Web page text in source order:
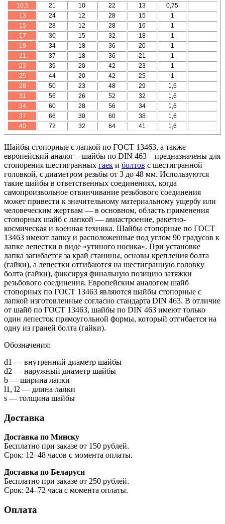
10,5
21 10 22 13
0,75
13
24 12 28 15
1
15
28 12 28 16
1
17
30 15 32 18
1
19
34 18 36 20
1
21
37 18 36 21
1
23
39 20 42 23
1
25
44 20 42 25
1
28
50 23 48 29
1,6
31
56 26 52 32
1,6
34
60 28 56 34
1,6
37
66 30 60 38
1,6
40
72 32 64 41 1,6
Шайбы стопорные с лапкой по ГОСТ 13463, а также
европейский аналог – шайбы по DIN 463 – предназначены для
стопорения шестигранных гаек и болтов с шестигранной
головкой, с диаметром резьбы от 3 до 48 мм. Используются
такие шайбы в ответственных соединениях, когда
самопроизвольное отвинчивание резьбового соединения
может привести к значительному материальному ущербу или
человеческим жертвам — в основном, область применения
стопорных шайб с лапкой — авиастроение, ракетно-
космическая и военная техника. Шайбы стопорные по ГОСТ
13463 имеют лапку и расположенные под углом 90 градусов к
лапке лепестки в виде «утиного носика». При установке
лапка загибается за край станины, основы крепления болта
(гайки), а лепестки отгибаются на шестигранную головку
болта (гайки), фиксируя финальную позицию затяжки
резьбового соединения. Европейским аналогом шайб
стопорных по ГОСТ 13463 являются шайбы стопорные с
лапкой изготовленные согласно стандарта DIN 463. В отличие
от шайб по ГОСТ 13463, шайбы по DIN 463 имеют только
один лепесток прямоугольной формы, который отгибается на
одну из граней болта (гайки).
Обозначения:
d1 — внутренний диаметр шайбы
d2 — наружный диаметр шайбы
b — ширина лапки
l1, l2 — длина лапки
s — толщина шайбы
Доставка
Доставка по Минску
Бесплатно при заказе от 150 рублей.
Срок: 12–48 часов с момента оплаты.
Доставка по Беларуси
Бесплатно при заказе от 250 рублей.
Срок: 24–72 часа с момента оплаты.
Оплата